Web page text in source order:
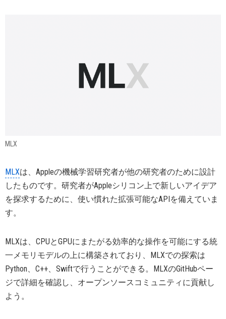
MLX
MLXは、Appleの機械学習研究者が他の研究者のために設計
したものです。研究者がAppleシリコン上で新しいアイデア
を探求するために、使い慣れた拡張可能なAPIを備えていま
す。
MLXは、CPUとGPUにまたがる効率的な操作を可能にする統
一メモリモデルの上に構築されており、MLXでの探索は
Python、C++、Swiftで行うことができる。MLXのGitHubペー
ジで詳細を確認し、オープンソースコミュニティに貢献し
よう。